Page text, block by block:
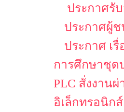
ประกาศรั
ประกาศผู้ช
ประกาศ เ
การศึกษาชุด
PLC สั่งงาน
อิเล็กทรอนิก